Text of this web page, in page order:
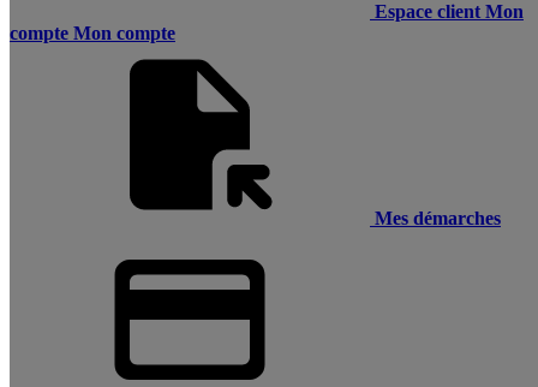
Espace client Mon
compte Mon compte
Mes démarches